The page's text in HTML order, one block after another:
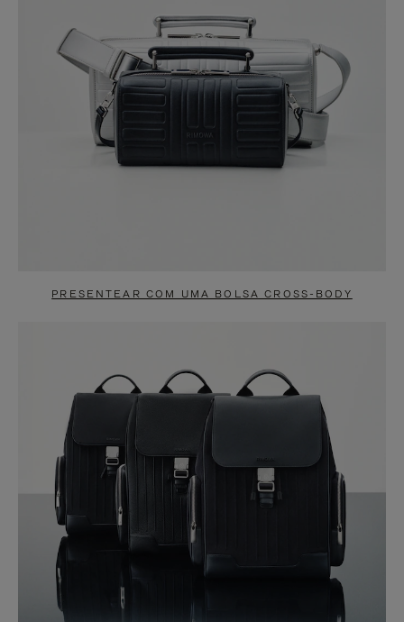
PRESENTEAR COM UMA BOLSA CROSS-BODY